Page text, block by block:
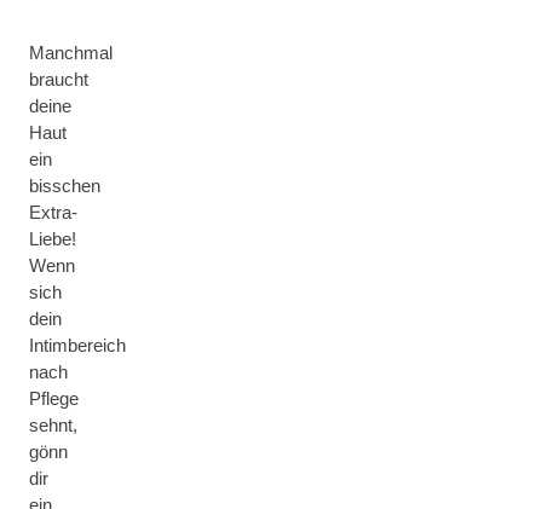
Manchmal
braucht
deine
Haut
ein
bisschen
Extra-
Liebe!
Wenn
sich
dein
Intimbereich
nach
Pflege
sehnt,
gönn
dir
ein